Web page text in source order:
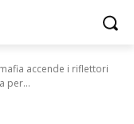
accende i riflettori
per...